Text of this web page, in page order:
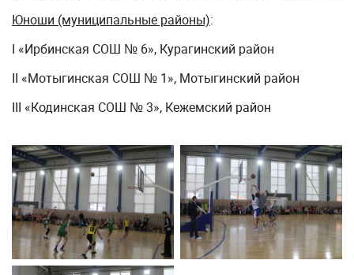
Юноши (муниципальные районы):
I «Ирбинская СОШ № 6», Курагинский район
II «Мотыгинская СОШ № 1», Мотыгинский район
III «Кодинская СОШ № 3», Кежемский район